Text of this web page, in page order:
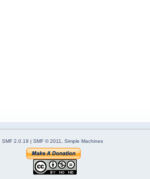
SMF 2.0.19 | SMF © 2011 Simple Machines